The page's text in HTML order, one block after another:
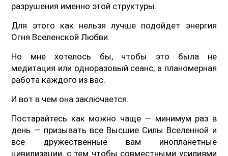
разрушения именно этой структуры.
Для этого как нельзя лучше подойдет энергия
Огня Вселенской Любви.
Но мне хотелось бы, чтобы это была не
медитация или одноразовый сеанс, а планомерная
работа каждого из вас.
И вот в чем она заключается.
Постарайтесь как можно чаще — минимум раз в
день — призывать все Высшие Силы Вселенной и
все дружественные вам инопланетные
цивилизации, с тем чтобы совместными усилиями